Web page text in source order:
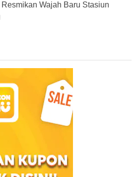
Wajah Baru Stasiun